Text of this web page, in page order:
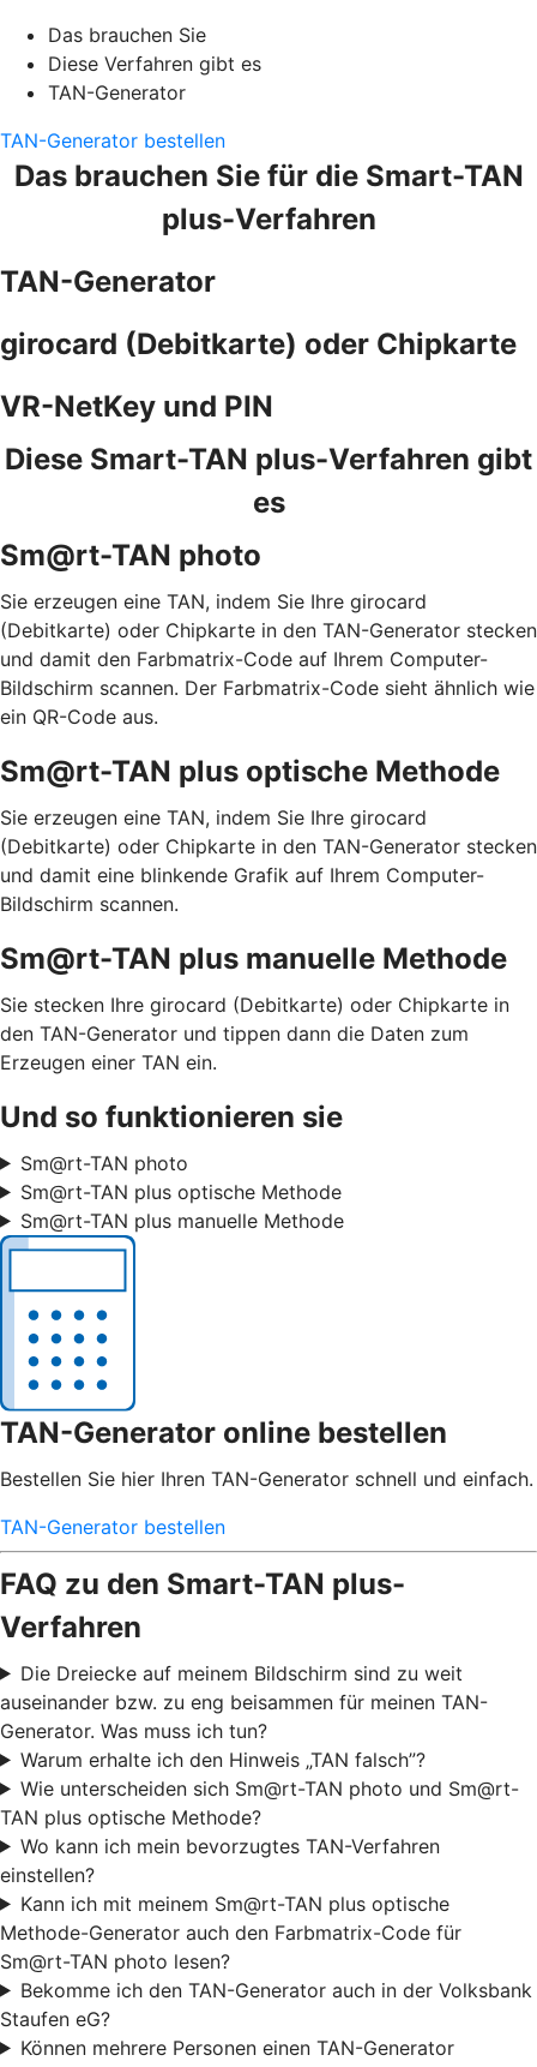
Das brauchen Sie
Diese Verfahren gibt es
TAN-Generator
TAN-Generator bestellen
Das brauchen Sie für die Smart-TAN
plus-Verfahren
TAN-Generator
girocard (Debitkarte) oder Chipkarte
VR-NetKey und PIN
Diese Smart-TAN plus-Verfahren gibt
es
Sm@rt-TAN photo
Sie erzeugen eine TAN, indem Sie Ihre girocard
(Debitkarte) oder Chipkarte in den TAN-Generator stecken
und damit den Farbmatrix-Code auf Ihrem Computer-
Bildschirm scannen. Der Farbmatrix-Code sieht ähnlich wie
ein QR-Code aus.
Sm@rt-TAN plus optische Methode
Sie erzeugen eine TAN, indem Sie Ihre girocard
(Debitkarte) oder Chipkarte in den TAN-Generator stecken
und damit eine blinkende Grafik auf Ihrem Computer-
Bildschirm scannen.
Sm@rt-TAN plus manuelle Methode
Sie stecken Ihre girocard (Debitkarte) oder Chipkarte in
den TAN-Generator und tippen dann die Daten zum
Erzeugen einer TAN ein.
Und so funktionieren sie
Sm@rt-TAN photo
Sm@rt-TAN plus optische Methode
Sm@rt-TAN plus manuelle Methode
TAN-Generator online bestellen
Bestellen Sie hier Ihren TAN-Generator schnell und einfach.
TAN-Generator bestellen
FAQ zu den Smart-TAN plus-
Verfahren
Die Dreiecke auf meinem Bildschirm sind zu weit
auseinander bzw. zu eng beisammen für meinen TAN-
Generator. Was muss ich tun?
Warum erhalte ich den Hinweis „TAN falsch”?
Wie unterscheiden sich Sm@rt-TAN photo und Sm@rt-
TAN plus optische Methode?
Wo kann ich mein bevorzugtes TAN-Verfahren
einstellen?
Kann ich mit meinem Sm@rt-TAN plus optische
Methode-Generator auch den Farbmatrix-Code für
Sm@rt-TAN photo lesen?
Bekomme ich den TAN-Generator auch in der Volksbank
Staufen eG?
Können mehrere Personen einen TAN-Generator